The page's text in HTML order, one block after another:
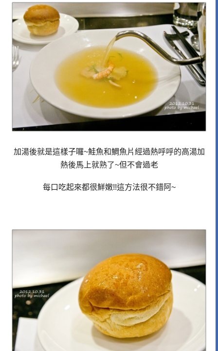
加湯後就是這樣子囉~鮭魚和鯛魚片經過熱呼呼的高湯加
熱後馬上就熟了~但不會過老
每口吃起來都很鮮嫩!!這方法很不錯阿~